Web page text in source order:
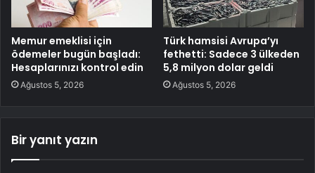
Memur emeklisi için
ödemeler bugün başladı:
Hesaplarınızı kontrol edin
Ağustos 5, 2026
Türk hamsisi Avrupa’yı
fethetti: Sadece 3 ülkeden
5,8 milyon dolar geldi
Ağustos 5, 2026
Bir yanıt yazın